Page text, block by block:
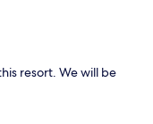
Attention a bien
si vous aimez la
déçu par
de magie pour
resort. We will be